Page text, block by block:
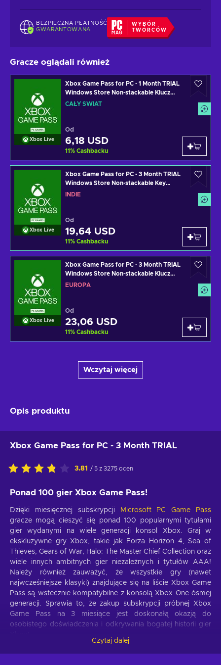
BEZPIECZNA PŁATNOŚĆ
GWARANTOWANA
WYBÓR
TWÓRCÓW
Gracze oglądali również
Xbox Live
Xbox Game Pass for PC - 1 Month TRIAL
Windows Store Non-stackable Klucz
GLOBAL
CAŁY ŚWIAT
Od
6,18 USD
11% Cashbacku
Xbox Live
Xbox Game Pass for PC - 3 Month TRIAL
Windows Store Non-stackable Key
INDIA
INDIE
Od
19,64 USD
11% Cashbacku
Xbox Live
Xbox Game Pass for PC - 3 Month TRIAL
Windows Store Non-stackable Klucz
EUROPE
EUROPA
Od
23,06 USD
11% Cashbacku
Wczytaj więcej
Opis produktu
Xbox Game Pass for PC - 3 Month TRIAL
3.81 / 5 z 3275 ocen
Ponad 100 gier Xbox Game Pass!
Dzięki miesięcznej subskrypcji
Microsoft PC Game Pass
gracze mogą cieszyć się ponad 100 popularnymi tytułami
gier wydanymi na wiele generacji konsol Xbox. Graj w
ekskluzywne gry Xbox, takie jak Forza Horizon 4, Sea of
Thieves, Gears of War, Halo: The Master Chief Collection oraz
wiele innych ambitnych gier niezależnych i tytułów AAA!
Należy również zauważyć, że wszystkie gry (nawet
najwcześniejsze klasyki) znajdujące się na liście Xbox Game
Pass są wstecznie kompatybilne z konsolą Xbox One ósmej
generacji. Sprawia to, że zakup subskrypcji próbnej Xbox
Game Pass na 3 miesiące jest doskonałą okazją do
osobistego doświadczenia i odkrywania bogatej historii gier
Xbox Game Pass pomoże ci zaoszczędzić!
Czytaj dalej